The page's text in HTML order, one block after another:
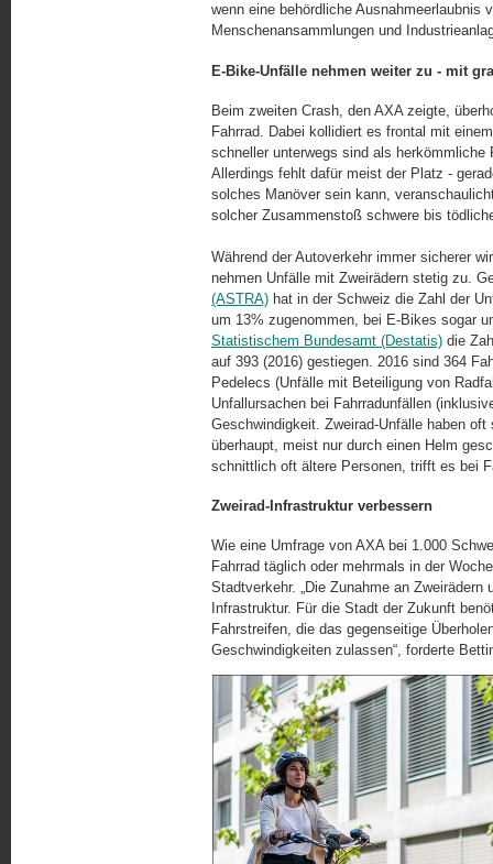
wenn eine behördliche Aus­nahme­er­laubnis
Menschen­an­samm­lungen und
E-Bike-Unfälle nehmen weiter zu - mit
Beim zweiten Crash, den AXA zeigte,
Fahrrad. Dabei kollidiert es frontal mit
schneller unterwegs sind als
Allerdings fehlt dafür meist der Platz -
solches Manöver sein kann,
solcher Zu­sam­men­stoß schwere bis
Während der Autoverkehr immer sicherer
nehmen Unfälle mit Zweirädern stetig zu.
(ASTRA) hat in der Schweiz die Zahl der
um 13% zugenommen, bei E-Bikes sogar
Statistischem Bundesamt (Destatis) die
auf 393 (2016) gestiegen. 2016 sind 364
Pedelecs (Unfälle mit Beteiligung von
Unfallursachen bei Fahrradunfällen
Geschwindigkeit. Zweirad-Unfälle haben
überhaupt, meist nur durch einen Helm
schnitt­lich oft ältere Personen, trifft es bei
Zweirad-Infrastruktur verbessern
Wie eine Umfrage von AXA bei 1.000
Fahrrad täglich oder mehrmals in der
Stadtverkehr. „Die Zunahme an
Infrastruktur. Für die Stadt der Zukunft
Fahrstreifen, die das gegenseitige
Geschwindigkeiten zulassen“, forderte